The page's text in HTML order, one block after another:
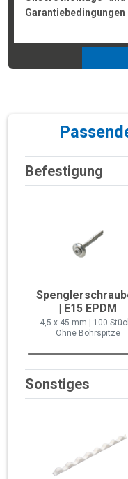
Befestigung
| E15 EPDM
4,5 x 45 mm | 100
Ohne Bohrspitze
Sonstiges